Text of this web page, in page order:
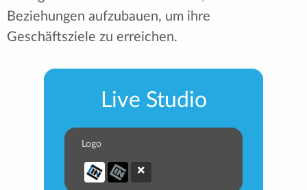
Beziehungen aufzubauen, um ihre
Geschäftsziele zu erreichen.
Live Studio
Logo